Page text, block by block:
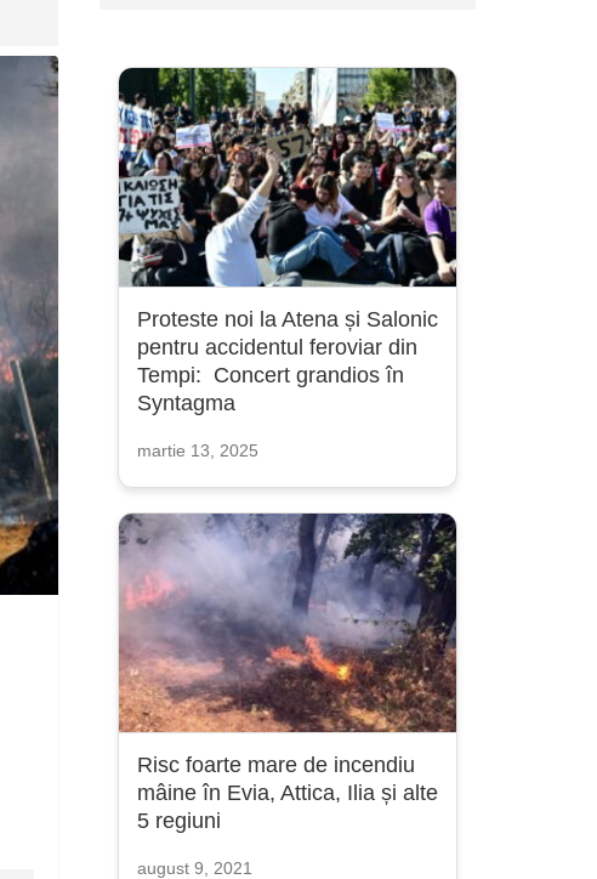
Proteste noi la Atena și Salonic
pentru accidentul feroviar din
Tempi: Concert grandios în
Syntagma
martie 13, 2025
Risc foarte mare de incendiu
mâine în Evia, Attica, Ilia și alte
5 regiuni
august 9, 2021